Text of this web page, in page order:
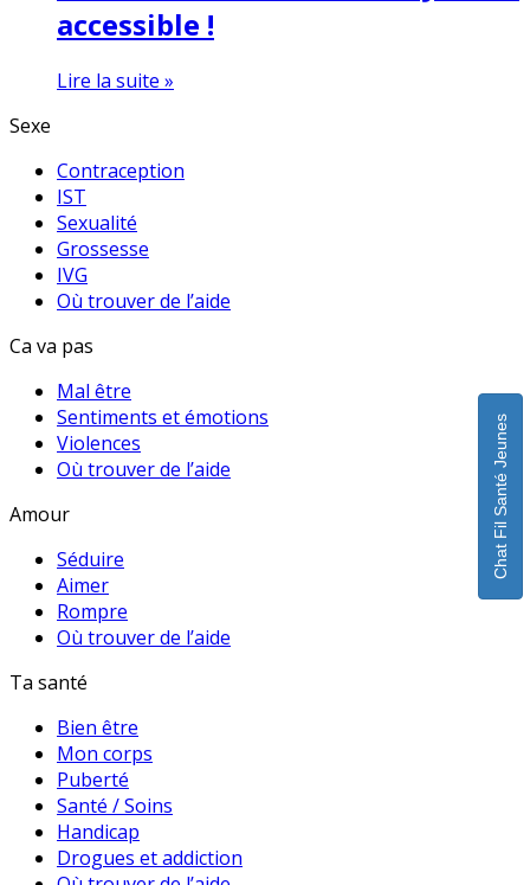
accessible !
Lire la suite »
Sexe
Contraception
IST
Sexualité
Grossesse
IVG
Où trouver de l’aide
Ca va pas
Mal être
Sentiments et émotions
Violences
Où trouver de l’aide
Amour
Séduire
Aimer
Rompre
Où trouver de l’aide
Ta santé
Bien être
Mon corps
Puberté
Santé / Soins
Handicap
Drogues et addiction
Chat Fil Santé Jeunes